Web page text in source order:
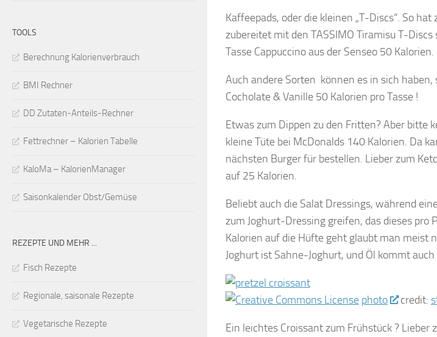
Kaffeepads, oder die kleinen „T-Discs“. So
zubereitet mit den TASSIMO Tiramisu T-
Tasse Cappuccino aus der Senseo 50 Kalorien.
Auch andere Sorten können es in sich haben,
Cocholate & Vanille 50 Kalorien pro Tasse !
Etwas zum Dippen zu den Fritten? Aber bitte
kleine Tüte bei McDonalds 140 Kalorien. Da
nächsten Burger für bestellen. Lieber zum
auf 25 Kalorien.
Beliebt auch die Salat Dressings, während
zum Joghurt-Dressing greifen, das dieses
Kalorien auf die Hüfte geht glaubt man meist
Joghurt ist Sahne-Joghurt, und Öl kommt
photo credit:
Ein leichtes Croissant zum Frühstück ? Lieber
TOOLS
Berechnung Kalorienverbrauch
BMI Rechner
DD Zutaten-Anteils-Rechner
Fettrechner – Kalorien Tabelle
KaloMa – KalorienManager
Saisonkalender Obst/Gemüse
REZEPTE UND MEHR ...
Fisch Rezepte
Regionale, saisonale Rezepte
Vegetarische Rezepte